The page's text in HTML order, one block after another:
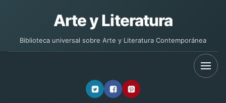
Arte y Literatura
Biblioteca universal sobre Arte y Literatura Contemporánea